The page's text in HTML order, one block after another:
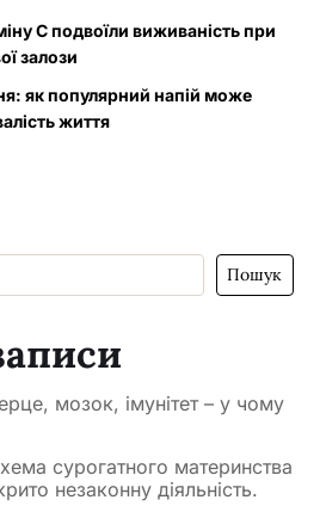
С подвоїли виживаність при
залози
як популярний напій може
життя
Пошук
мозок, імунітет – у чому
сурогатного материнства
незаконну діяльність.